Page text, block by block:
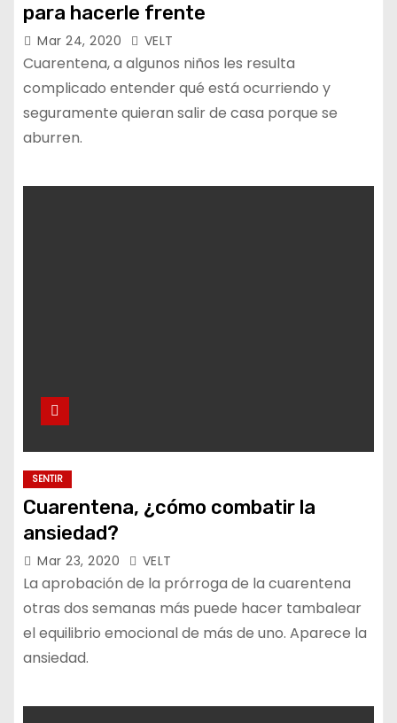
para hacerle frente
Mar 24, 2020 VELT
Cuarentena, a algunos niños les resulta
complicado entender qué está ocurriendo y
seguramente quieran salir de casa porque se
aburren.
SENTIR
Cuarentena, ¿cómo combatir la
ansiedad?
Mar 23, 2020 VELT
La aprobación de la prórroga de la cuarentena
otras dos semanas más puede hacer tambalear
el equilibrio emocional de más de uno. Aparece la
ansiedad.